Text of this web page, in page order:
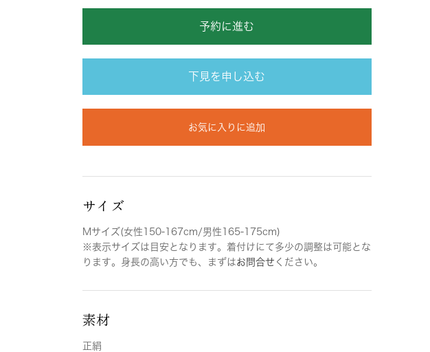
予約に進む
下見を申し込む
お気に入りに追加
サイズ
Mサイズ(女性150-167cm/男性165-175cm)
※表示サイズは目安となります。着付けにて多少の調整は可能とな
ります。身長の高い方でも、まずはお問合せ ください。
素材
正絹